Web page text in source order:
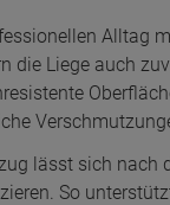
Alltag
die Liege auch
lässt sich nach
So